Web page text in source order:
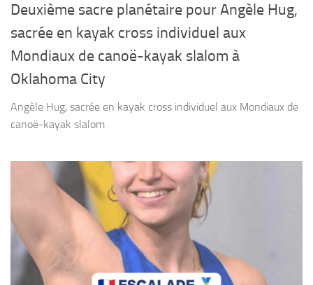
Deuxième sacre planétaire pour Angèle Hug,
sacrée en kayak cross individuel aux
Mondiaux de canoë-kayak slalom à
Oklahoma City
Angèle Hug, sacrée en kayak cross individuel aux Mondiaux de
canoë-kayak slalom